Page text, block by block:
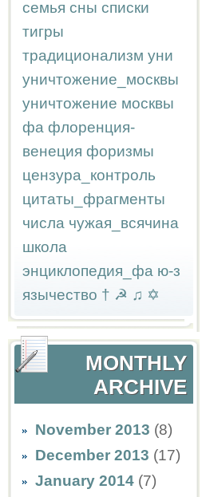
семья сны списки
тигры
традиционализм уни
уничтожение_москвы
уничтожение москвы
фа флоренция-
венеция форизмы
цензура_контроль
цитаты_фрагменты
числа чужая_всячина
школа
энциклопедия_фа ю-з
язычество † ☭ ♫ ✡
MONTHLY
ARCHIVE
November 2013 (8)
December 2013 (17)
January 2014 (7)